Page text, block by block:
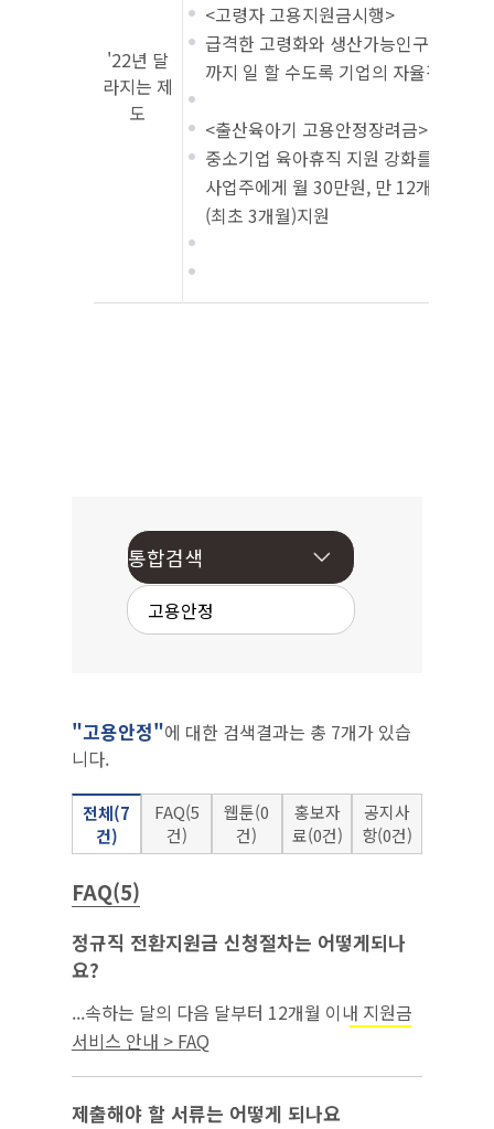
'22년 달
라지는 제
도
<고령자 고용지원금시행>
급격한 고령화와 생산가능인구 감소에
까지 일 할 수도록 기업의 자율적인 고
<출산육아기 고용안정장려금>
중소기업 육아휴직 지원 강화를 통한
사업주에게 월 30만원, 만 12개월 이
(최초 3개월)지원
"고용안정"에 대한 검색결과는 총 7개가 있습
니다.
전체(7
건)
FAQ(5
건)
웹툰(0
건)
홍보자
료(0건)
공지사
항(0건)
FAQ(5)
정규직 전환지원금 신청절차는 어떻게되나
요?
...속하는 달의 다음 달부터 12개월 이내 지원금
을 반드시 신청해야 함.‘22.7.1.이후에
을 위한 조치를 이행한 사업주부터 적용)(’22.7.
18. 시행)...
서비스 안내 > FAQ
제출해야 할 서류는 어떻게 되나요